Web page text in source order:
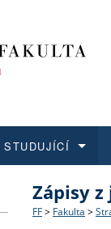
Struktura
Co
STUDUJÍCÍ
O vědě a
Aktuální
Zápisy
FF > Fakulta >